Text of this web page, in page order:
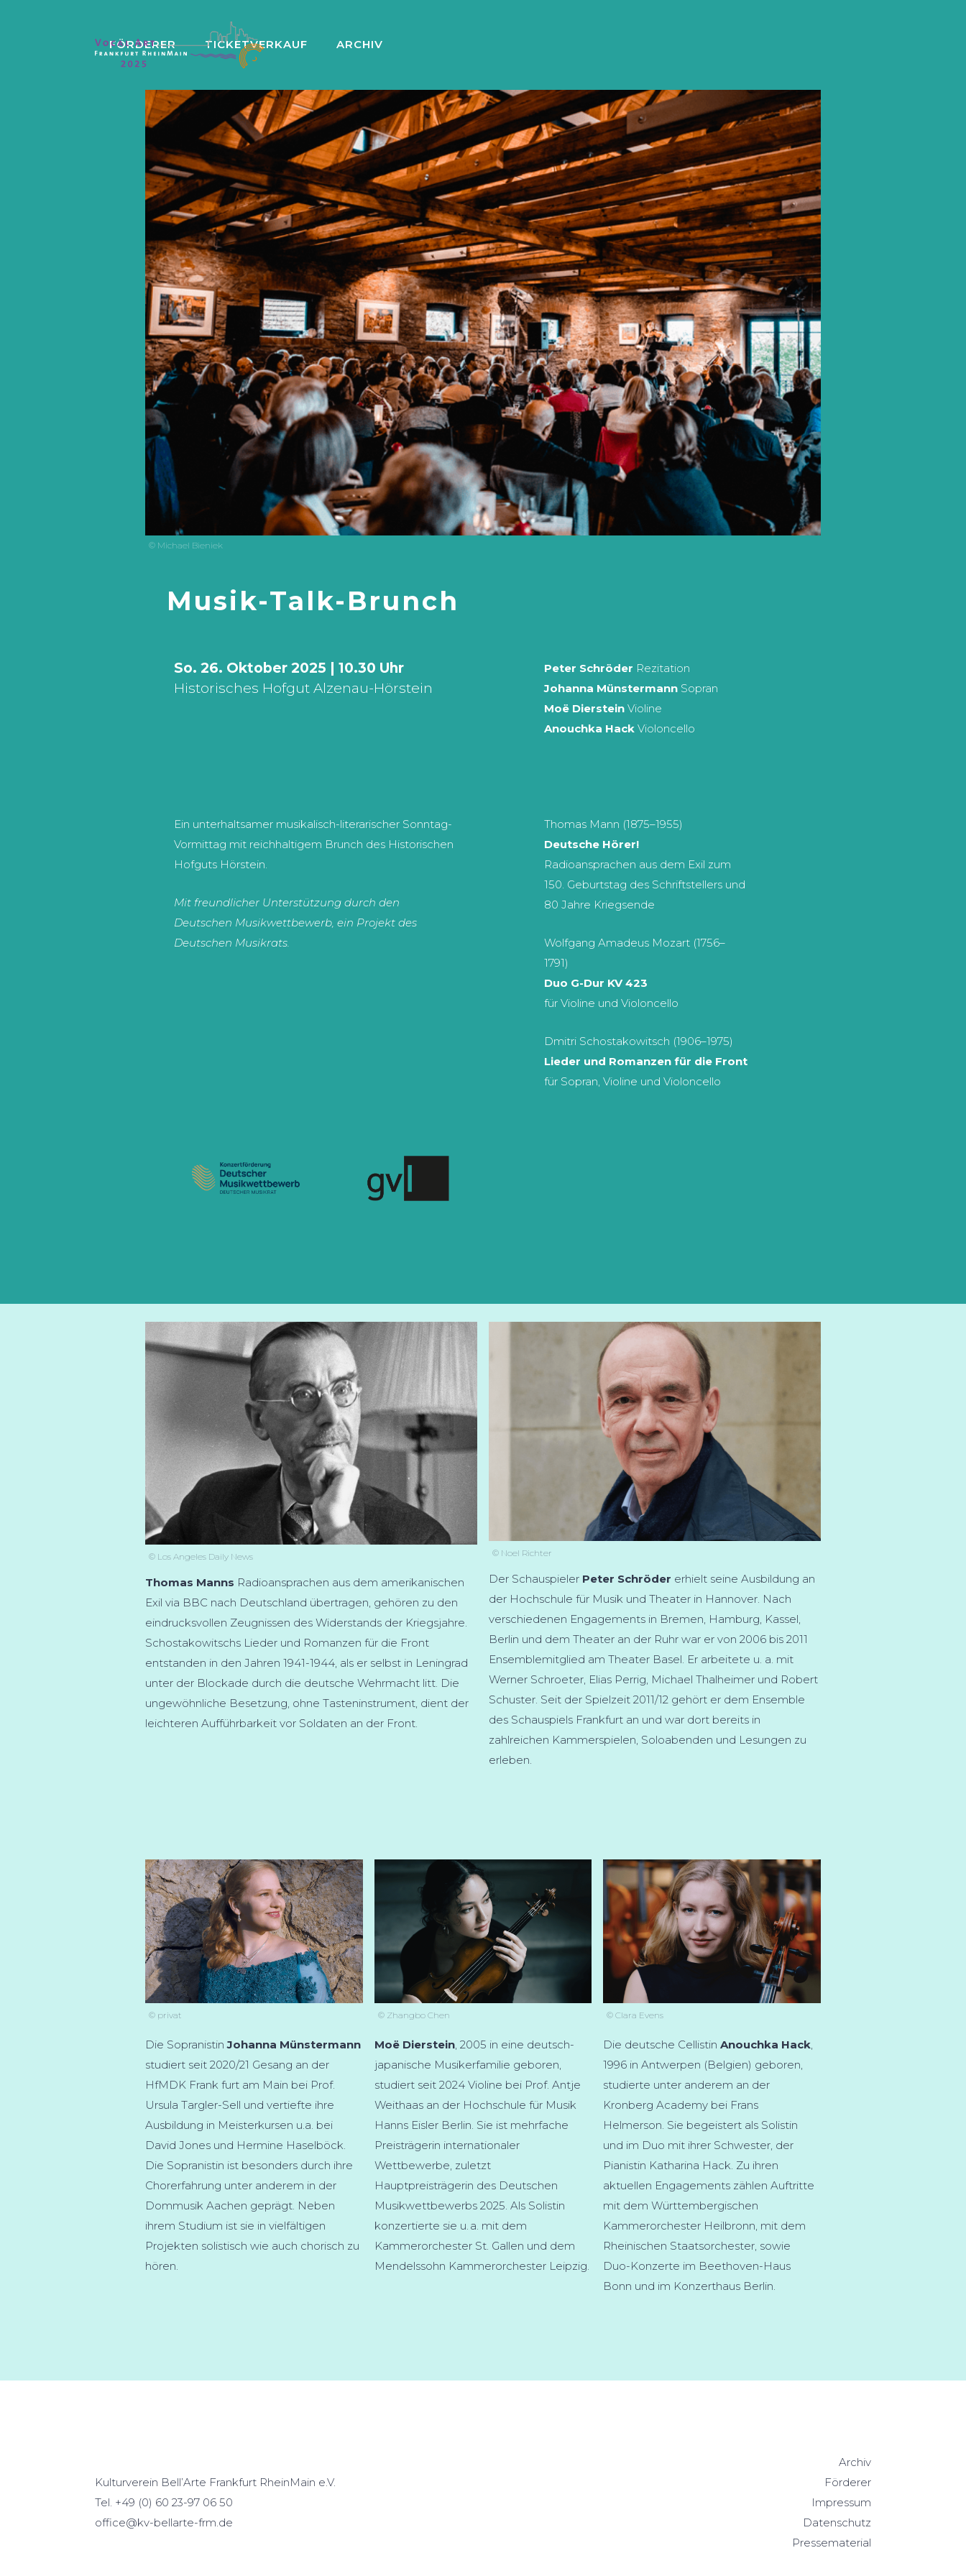
FÖRDERER TICKETVERKAUF ARCHIV
© Michael Bieniek
Musik-Talk-Brunch
So. 26. Oktober 2025 | 10.30 Uhr
Historisches Hofgut Alzenau-Hörstein
Peter Schröder Rezitation
Johanna MünstermannSopran
Moë DiersteinVioline
Anouchka HackVioloncello
Ein unterhaltsamer musikalisch-literari­scher Sonntag-
Vormittag mit reichhaltigem Brunch des Historischen
Hofguts Hörstein.
Mit freundlicher Unterstützung durch den
Deutschen Musikwettbewerb, ein Projekt des
Deutschen Musikrats.
Thomas Mann (1875–1955)
Deutsche Hörer!
Radioansprachen aus dem Exil zum
150. Geburtstag des Schriftstellers und
80 Jahre Kriegsende
Wolfgang Amadeus Mozart (1756–
1791)
Duo G-Dur KV 423
für Violine und Violoncello
Dmitri Schostakowitsch (1906–1975)
Lieder und Romanzen für die Front
für Sopran, Violine und Violoncello
© Los Angeles Daily News
Thomas Manns Radioansprachen aus dem amerikanischen
Exil via BBC nach Deutschland übertragen, gehören zu den
eindrucksvollen Zeugnissen des Widerstands der Kriegsjahre.
Schostakowitschs Lieder und Romanzen für die Front
entstanden in den Jahren 1941-1944, als er selbst in Leningrad
unter der Blockade durch die deutsche Wehrmacht litt. Die
ungewöhnliche Besetzung, ohne Tasteninstrument, dient der
leichteren Aufführbarkeit vor Soldaten an der Front.
© Noel Richter
Der Schauspieler Peter Schröder erhielt seine Ausbildung an
der Hochschule für Musik und Theater in Hannover. Nach
verschiedenen Engagements in Bremen, Hamburg, Kassel,
Berlin und dem Theater an der Ruhr war er von 2006 bis 2011
Ensemblemitglied am Theater Basel. Er arbeitete u. a. mit
Werner Schroeter, Elias Perrig, Michael Thalheimer und Robert
Schuster. Seit der Spielzeit 2011/12 gehört er dem Ensemble
des Schauspiels Frankfurt an und war dort bereits in
zahlreichen Kammerspielen, Soloabenden und Lesungen zu
erleben.
© privat
Die SopranistinJohanna Münstermann
studiert seit 2020/21 Gesang an der
HfMDK Frank furt am Main bei Prof.
Ursula Targler-Sell und vertiefte ihre
Ausbildung in Meisterkursen u.a. bei
David Jones und Hermine Haselböck.
Die Sopranistin ist besonders durch ihre
Chorerfahrung unter anderem in der
Dommusik Aachen geprägt. Neben
ihrem Studium ist sie in vielfältigen
Projekten solistisch wie auch chorisch zu
hören.
© Zhangbo Chen
Moë Dierstein, 2005 in eine deutsch-
japanische Musikerfamilie geboren,
studiert seit 2024 Violine bei Prof. Antje
Weithaas an der Hochschule für Musik
Hanns Eisler Berlin. Sie ist mehrfache
Preisträgerin internationaler
Wettbewerbe, zuletzt
Hauptpreisträgerin des Deutschen
Musikwettbewerbs 2025. Als Solistin
konzertierte sie u. a. mit dem
Kammerorchester St. Gallen und dem
Mendelssohn Kammerorchester Leipzig.
© Clara Evens
Die deutsche CellistinAnouchka Hack,
1996 in Antwerpen (Belgien) geboren,
studierte unter anderem an der
Kronberg Academy bei Frans
Helmerson. Sie begeistert als Solistin
und im Duo mit ihrer Schwester, der
Pianistin Katharina Hack. Zu ihren
aktuellen Engagements zählen Auftritte
mit dem Württembergischen
Kammerorchester Heilbronn, mit dem
Rheinischen Staatsorchester, sowie
Duo-Konzerte im Beethoven-Haus
Bonn und im Konzerthaus Berlin.
Kulturverein Bell’Arte Frankfurt RheinMain e.V.
Tel. +49 (0) 60 23-97 06 50
office@kv-bellarte-frm.de
Archiv
Förderer
Impressum
Datenschutz
Pressematerial